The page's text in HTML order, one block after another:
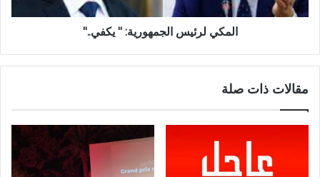
المكي لرئيس الجمهورية: " يكفي.."
مقالات ذات صلة